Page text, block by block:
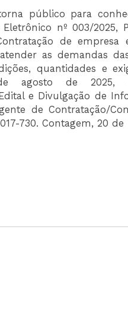
público para
nº 003/2025,
de
atender as demandas
quantidades e
agosto de 2025,
e Divulgação de
de Contratação/
730. Contagem, 20